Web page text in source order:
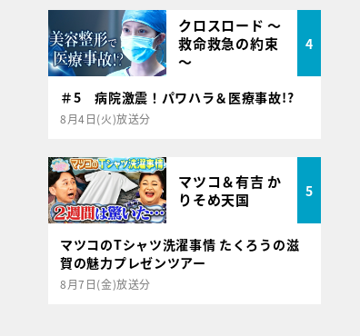
クロスロード ～
救命救急の約束
～
4
＃5 病院激震！パワハラ＆医療事故!?
8月4日(火)放送分
マツコ＆有吉 か
りそめ天国
5
マツコのTシャツ洗濯事情 たくろうの滋
賀の魅力プレゼンツアー
8月7日(金)放送分